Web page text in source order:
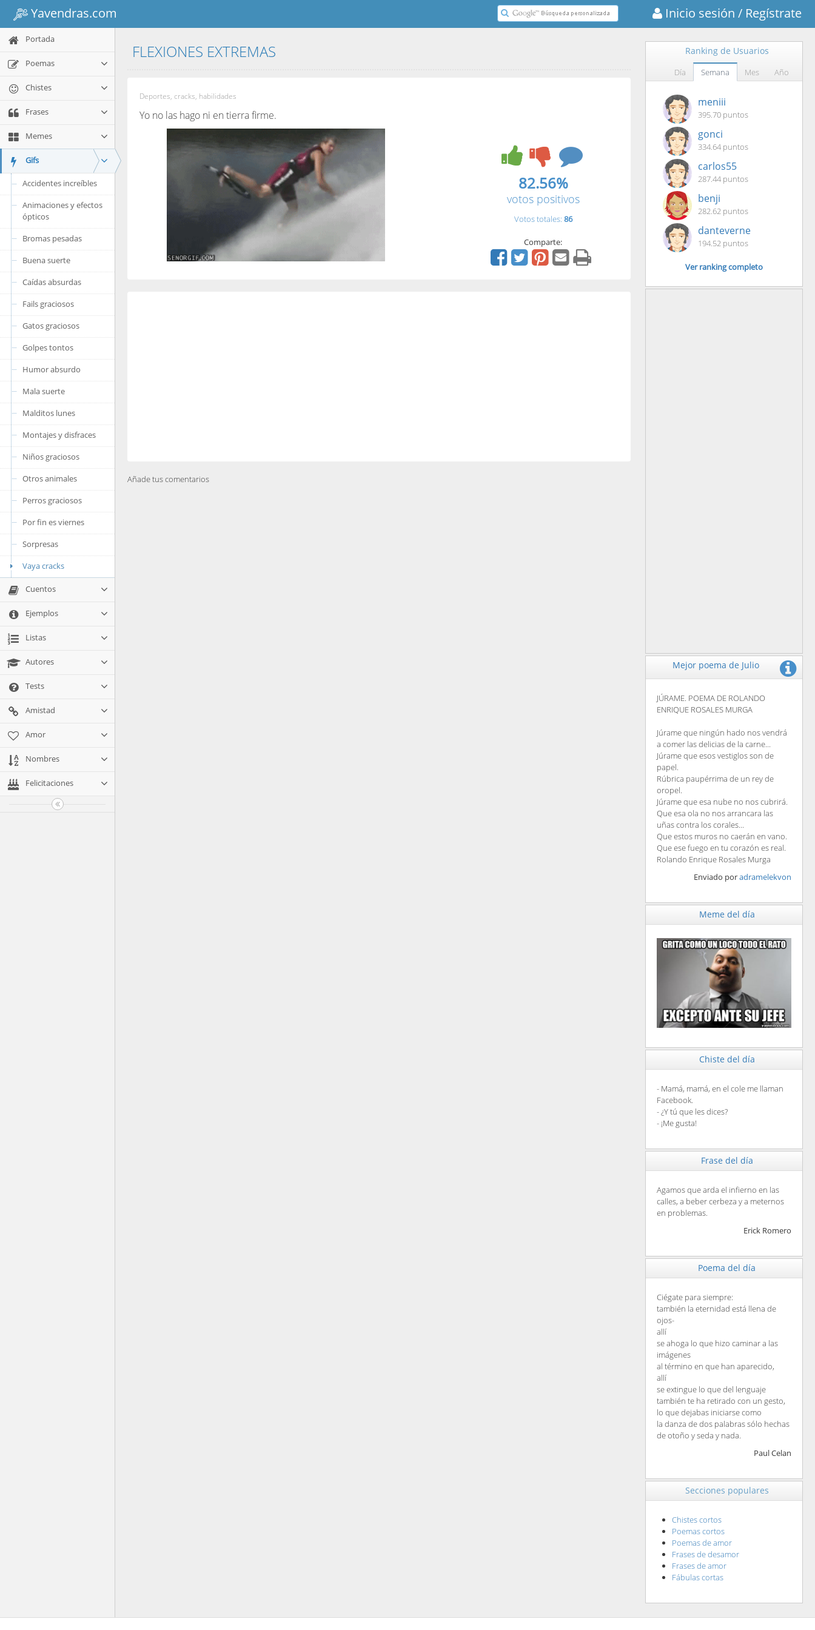
Yavendras.com Inicio sesión / Regístrate
Portada
Poemas
Chistes
Frases
Memes
Gifs
Accidentes increíbles
Animaciones y efectos
ópticos
Bromas pesadas
Buena suerte
Caídas absurdas
Fails graciosos
Gatos graciosos
Golpes tontos
Humor absurdo
Mala suerte
Malditos lunes
Montajes y disfraces
Niños graciosos
Otros animales
Perros graciosos
Por fin es viernes
Sorpresas
Vaya cracks
Cuentos
Ejemplos
Listas
Autores
Tests
Amistad
Amor
Nombres
Felicitaciones
FLEXIONES EXTREMAS
Deportes, cracks, habilidades
Yo no las hago ni en tierra firme.
82.56%
votos positivos
Votos totales: 86
Comparte:
Añade tus comentarios
Ranking de Usuarios
Día Semana Mes Año
meniii
395.70 puntos
gonci
334.64 puntos
carlos55
287.44 puntos
benji
282.62 puntos
danteverne
194.52 puntos
Ver ranking completo
Mejor poema de Julio
JÚRAME. POEMA DE ROLANDO
ENRIQUE ROSALES MURGA
Júrame que ningún hado nos vendrá
a comer las delicias de la carne...
Júrame que esos vestiglos son de
papel.
Rúbrica paupérrima de un rey de
oropel.
Júrame que esa nube no nos cubrirá.
Que esa ola no nos arrancara las
uñas contra los corales...
Que estos muros no caerán en vano.
Que ese fuego en tu corazón es real.
Rolando Enrique Rosales Murga
Enviado poradramelekvon
Meme del día
Chiste del día
- Mamá, mamá, en el cole me llaman
Facebook.
- ¿Y tú que les dices?
- ¡Me gusta!
Frase del día
Agamos que arda el infierno en las
calles, a beber cerbeza y a meternos
en problemas.
Erick Romero
Poema del día
Ciégate para siempre:
también la eternidad está llena de
ojos-
allí
se ahoga lo que hizo caminar a las
imágenes
al término en que han aparecido,
allí
se extingue lo que del lenguaje
también te ha retirado con un gesto,
lo que dejabas iniciarse como
la danza de dos palabras sólo hechas
de otoño y seda y nada.
Paul Celan
Secciones populares
Chistes cortos
Poemas cortos
Poemas de amor
Frases de desamor
Frases de amor
Fábulas cortas